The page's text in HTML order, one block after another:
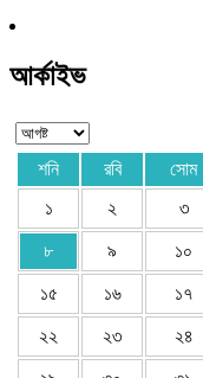
আর্কাইভ
শনি রবি সোম
১
২ ৩
৮ ৯ ১০
১৫ ১৬ ১৭
২২ ২৩ ২৪